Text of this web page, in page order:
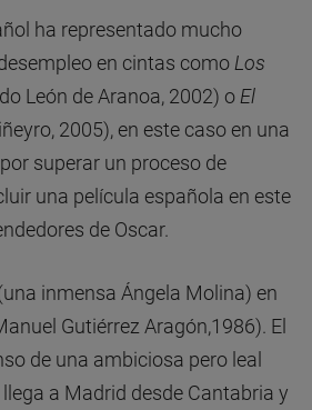
ha representado mucho
en cintas comoLos
León de Aranoa, 2002) oEl
2005), en este caso en una
superar un proceso de
una película española en este
de Oscar.
inmensa Ángela Molina) en
Gutiérrez Aragón,1986). El
de una ambiciosa pero leal
a Madrid desde Cantabria y